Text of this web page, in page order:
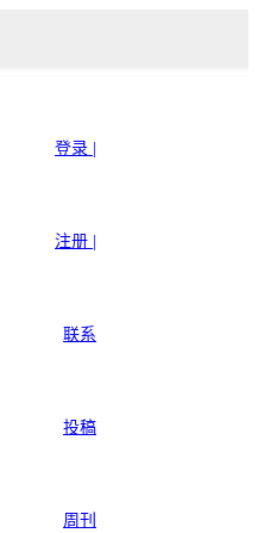
登录 |
注册 |
联系
投稿
周刊